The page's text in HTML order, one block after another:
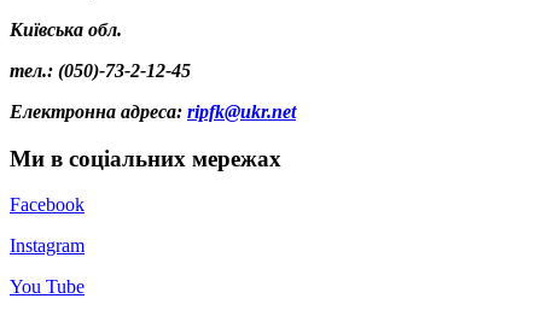
Київська обл.
тел.: (050)-73-2-12-45
Електронна адреса: ripfk@ukr.net
Ми в соціальних мережах
Facebook
Instagram
You Tube